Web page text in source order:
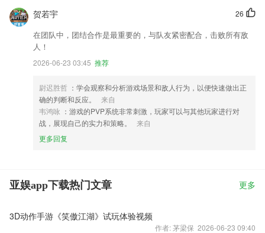
26
贺若宇
在团队中，团结合作是最重要的，与队友紧密配合，击败所有敌
人！
2026-06-23 03:45 推荐
尉迟胜哲 ：学会观察和分析游戏场景和敌人行为，以便快速做出正
确的判断和反应。
来自
韦鸿咏 ：游戏的PVP系统非常刺激，玩家可以与其他玩家进行对
战，展现自己的实力和策略。
来自
更多回复
亚娱app下载热门文章 更多
3D动作手游《笑傲江湖》试玩体验视频
作者: 茅梁保 2026-06-23 09:40